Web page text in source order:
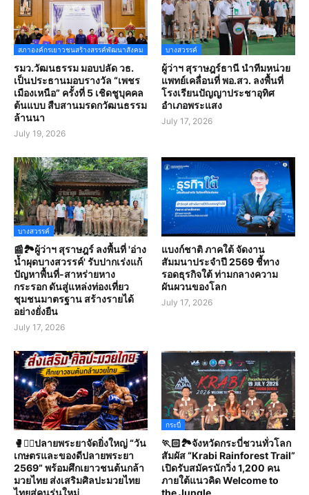
สภาองค์กรเยาวชนสร้างสรรค์พัฒนาสังคม
รมว.วัฒนธรรม มอบปลัด วธ.
เป็นประธานมอบรางวัล “เพชร
เมืองเหนือ” ครั้งที่ 5 เชิดชูบุคคล
ต้นแบบ สืบสานมรดกวัฒนธรรม
ล้านนา
July 19, 2026
บางสวรรค์
ผู้ว่าฯ สุราษฎร์ธานี นำทีมหน่วย
แพทย์เคลื่อนที่ พอ.สว. ลงพื้นที่
โรงเรียนปัญญาประชาอุทิศ
อำเภอพระแสง
July 17, 2026
บางสวรรค์
📰🏞️ผู้ว่าฯ สุราษฎร์ ลงพื้นที่ 'อ่าง
น้ำผุดบางสวรรค์' รับปากเร่งแก้
ปัญหาพื้นที่-สาหร่ายหาง
กระรอก ดันสู่แหล่งท่องเที่ยว
ชุมชนมาตรฐาน สร้างรายได้
อย่างยั่งยืน
July 17, 2026
แบงก์ชาติ ภาคใต้ จัดงาน
สัมมนาประจำปี 2569 ชี้ทาง
รอดธุรกิจใต้ ท่ามกลางความ
ผันผวนของโลก
July 17, 2026
🥊🤼‍♀️ปลายพระยาจัดยิ่งใหญ่ “วัน
เกษตรและของดีปลายพระยา
2569” พร้อมศึกเยาวชนต้นกล้า
มวยไทย ส่งเสริมศิลปะมวยไทย
ไทยสู่คนรุ่นใหม่
กระบี่
🏃🏻🏞️จังหวัดกระบี่ชวนทั่วโลก
สัมผัส “Krabi Rainforest Trail”
เปิดรับสมัครนักวิ่ง 1,200 คน
ภายใต้แนวคิด Welcome to
the Jungle